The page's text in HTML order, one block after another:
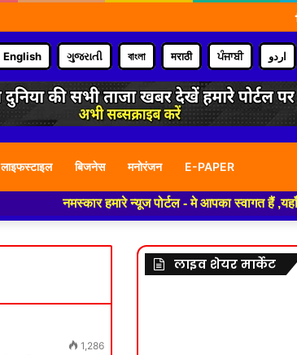
English ગુજરાતી বাংলা मराठी ਪੰਜਾਬੀ اردو
लाइफस्टाइल बिजनेस मनोरंजन E-PAPER
नमस्कार हमारे न्यूज पोर्टल - मे आपका स्वागत हैं ,यहाँ
1,286
लाइव शेयर मार्केट